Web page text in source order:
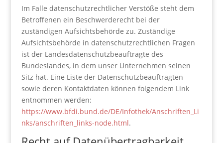
Im Falle datenschutzrechtlicher Verstöße steht dem
Betroffenen ein Beschwerderecht bei der
zuständigen Aufsichtsbehörde zu. Zuständige
Aufsichtsbehörde in datenschutzrechtlichen Fragen
ist der Landesdatenschutzbeauftragte des
Bundeslandes, in dem unser Unternehmen seinen
Sitz hat. Eine Liste der Datenschutzbeauftragten
sowie deren Kontaktdaten können folgendem Link
entnommen werden:
https://www.bfdi.bund.de/DE/Infothek/Anschriften_Li
nks/anschriften_links-node.html.